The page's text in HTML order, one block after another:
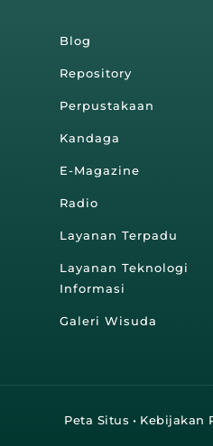
Blog
Repository
Perpustakaan
Kandaga
E-Magazine
Radio
Layanan Terpadu
Layanan Teknologi
Informasi
Galeri Wisuda
Peta Situs • Kebijakan